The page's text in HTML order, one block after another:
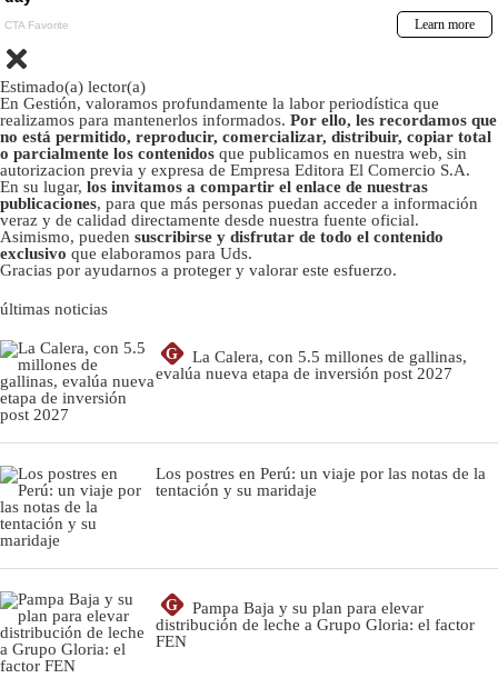
Estimado(a) lector(a)
En Gestión, valoramos profundamente la labor periodística que
realizamos para mantenerlos informados. Por ello, les recordamos que
no está permitido, reproducir, comercializar, distribuir, copiar total
o parcialmente los contenidos que publicamos en nuestra web, sin
autorizacion previa y expresa de Empresa Editora El Comercio S.A.
En su lugar, los invitamos a compartir el enlace de nuestras
publicaciones, para que más personas puedan acceder a información
veraz y de calidad directamente desde nuestra fuente oficial.
Asimismo, pueden suscribirse y disfrutar de todo el contenido
exclusivo que elaboramos para Uds.
Gracias por ayudarnos a proteger y valorar este esfuerzo.
últimas noticias
G
La Calera, con 5.5 millones de gallinas,
evalúa nueva etapa de inversión post 2027
Los postres en Perú: un viaje por las notas de la
tentación y su maridaje
G
Pampa Baja y su plan para elevar
distribución de leche a Grupo Gloria: el factor
FEN